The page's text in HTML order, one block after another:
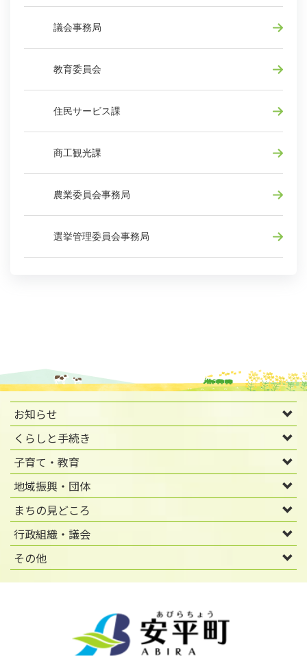
議会事務局
教育委員会
住民サービス課
商工観光課
農業委員会事務局
選挙管理委員会事務局
お知らせ
くらしと手続き
子育て・教育
地域振興・団体
まちの見どころ
行政組織・議会
その他